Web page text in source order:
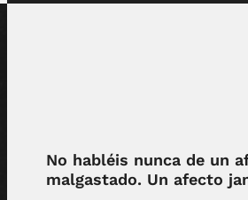
No habléis nunca de un
malgastado. Un afecto